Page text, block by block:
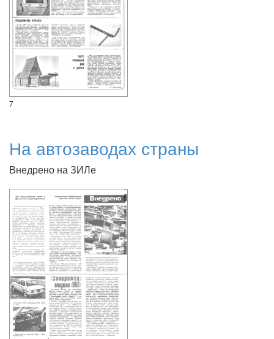
7
На автозаводах страны
Внедрено на ЗИЛе